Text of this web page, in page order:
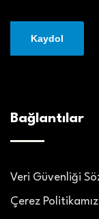
Bağlantılar
Veri Güvenliği
Çerez Politikamız